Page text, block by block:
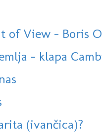
of View - Boris
- klapa
(ivančica)?